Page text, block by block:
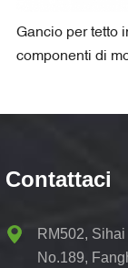
Gancio per tetto
componenti di
Contattaci
RM502,
No.189,